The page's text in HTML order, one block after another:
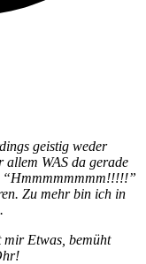
geistig weder
WAS da gerade
“Hmmmmmmmm!!!!!”
Zu mehr bin ich in
Etwas, bemüht